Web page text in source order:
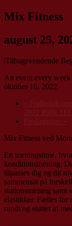
Mix Fitness
august 25,
|Tilbagevendende
An event every
oktober 16, 2022
Mix Fitness ved
En træningstime,
konditionstræning.
tilpasses dig og dit
sammensat på
stationstræning samt
elastikker. Fælles for
rundt og slutter af